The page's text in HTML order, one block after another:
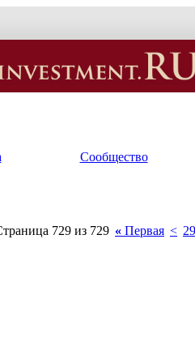
Сообщество
729 из 729 « Первая < 29